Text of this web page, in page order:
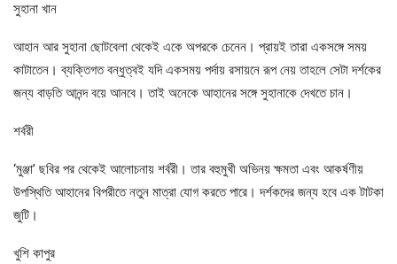
সুহানা খান
আহান আর সুহানা ছোটবেলা থেকেই একে অপরকে চেনেন। প্রায়ই তারা একসঙ্গে সময়
কাটাতেন। ব্যক্তিগত বন্ধুত্বই যদি একসময় পর্দায় রসায়নে রূপ নেয় তাহলে সেটা দর্শকের
জন্য বাড়তি আনন্দ বয়ে আনবে। তাই অনেকে আহানের সঙ্গে সুহানাকে দেখতে চান।
শর্বরী
‘মুঞ্জা’ ছবির পর থেকেই আলোচনায় শর্বরী। তার বহুমুখী অভিনয় ক্ষমতা এবং আকর্ষণীয়
উপস্থিতি আহানের বিপরীতে নতুন মাত্রা যোগ করতে পারে। দর্শকদের জন্য হবে এক টাটকা
জুটি।
খুশি কাপুর